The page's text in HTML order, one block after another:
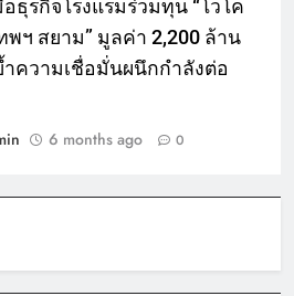
ธุรกิจโรงแรมร่วมทุน “โวโค
พฯ สยาม” มูลค่า 2,200 ล้าน
ำความเชื่อมั่นผนึกกำลังต่อ
6 months ago 0